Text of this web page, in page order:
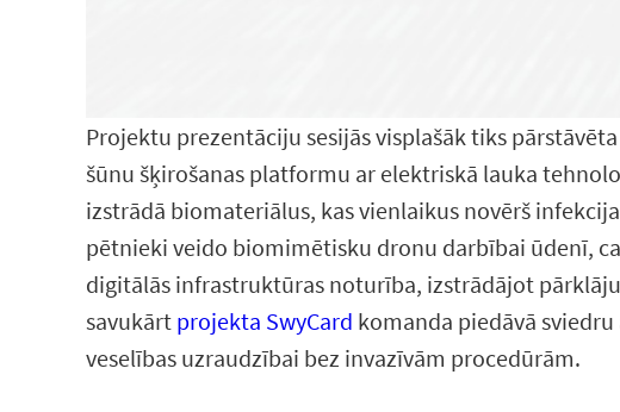
Projektu prezentāciju sesijās visplašāk tiks
šūnu šķirošanas platformu ar elektriskā lauka
izstrādā biomateriālus, kas vienlaikus novērš
pētnieki veido biomimētisku dronu darbībai ūdenī,
digitālās infrastruktūras noturība, izstrādājot
savukārt projekta SwyCard komanda piedāvā
veselības uzraudzībai bez invazīvām procedūrām.